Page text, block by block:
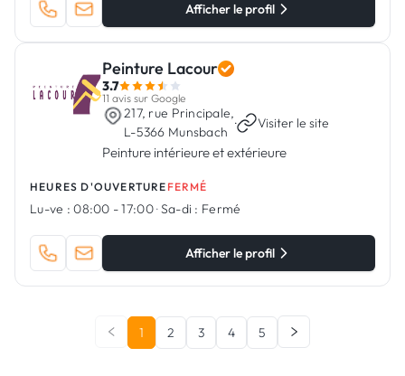
Afficher le profil
Peinture Lacour
3.7
11 avis sur Google
217, rue Principale,
L-5366 Munsbach
· Visiter le site
Peinture intérieure et extérieure
HEURES D'OUVERTURE FERMÉ
Lu-ve : 08:00 - 17:00·Sa-di : Fermé
Afficher le profil
1 2 3 4 5